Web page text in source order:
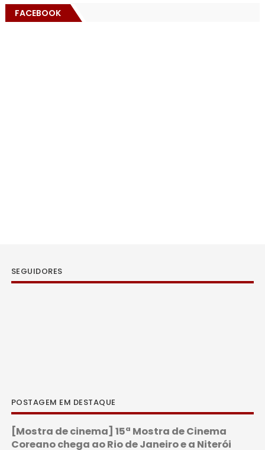
FACEBOOK
SEGUIDORES
POSTAGEM EM DESTAQUE
[Mostra de cinema] 15ª Mostra de Cinema
Coreano chega ao Rio de Janeiro e a Niterói